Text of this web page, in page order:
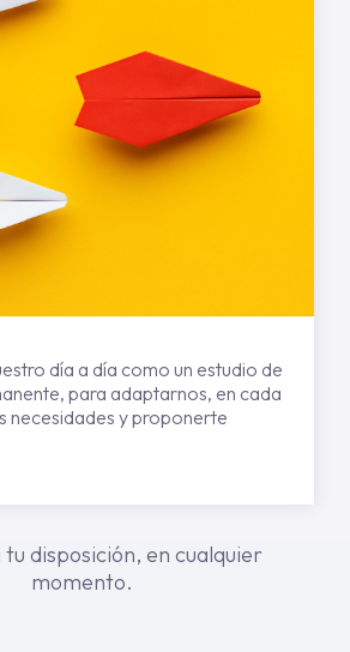
día a día como un estudio de
para adaptarnos, en cada
necesidades y proponerte
tu disposición, en cualquier
momento.